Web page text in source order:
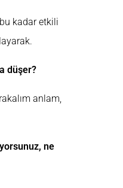
kadar etkili
düşer?
anlam,
ne